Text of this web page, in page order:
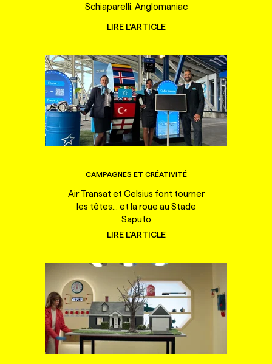
Schiaparelli: Anglomaniac
LIRE L'ARTICLE
CAMPAGNES ET CRÉATIVITÉ
Air Transat et Celsius font tourner
les têtes... et la roue au Stade
Saputo
LIRE L'ARTICLE